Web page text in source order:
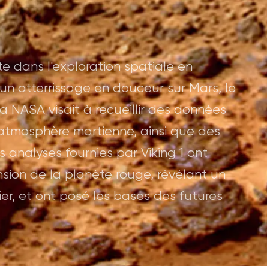
dans l'exploration spatiale en
atterrissage en douceur sur Mars, le
NASA visait à recueillir des données
martienne, ainsi que des
fournies par Viking 1 ont
de la planète rouge, révélant un
et ont posé les bases des futures